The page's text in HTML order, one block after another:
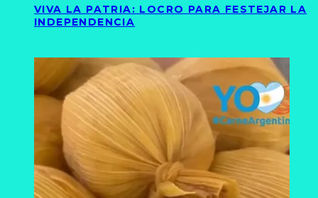
VIVA LA PATRIA: LOCRO PARA FESTEJAR LA
INDEPENDENCIA